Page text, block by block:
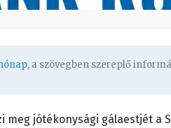
, a szövegben szereplő
meg jótékonysági gálaestjét a